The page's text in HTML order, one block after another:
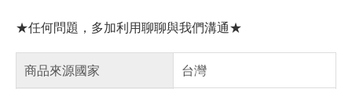
★任何問題，多加利用聊聊與我們溝通★
商品來源國家
台灣